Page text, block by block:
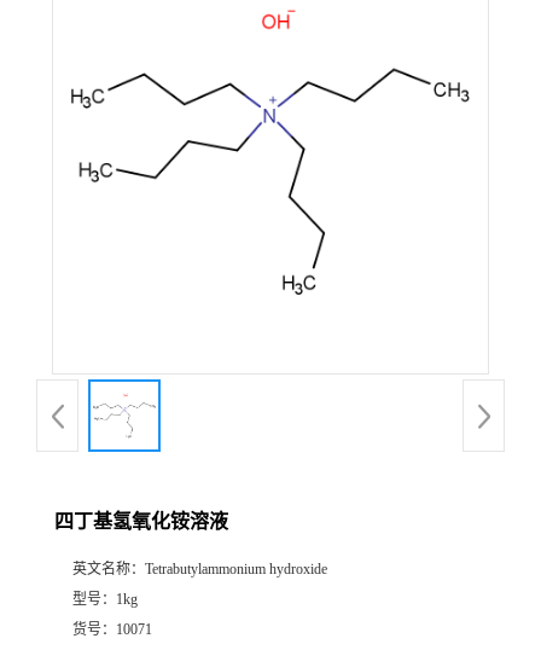
四丁基氢氧化铵溶液
英文名称： Tetrabutylammonium hydroxide
型号： 1kg
货号： 10071